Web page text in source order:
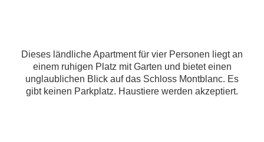
Dieses ländliche Apartment für vier Personen liegt an
einem ruhigen Platz mit Garten und bietet einen
unglaublichen Blick auf das Schloss Montblanc. Es
gibt keinen Parkplatz. Haustiere werden akzeptiert.